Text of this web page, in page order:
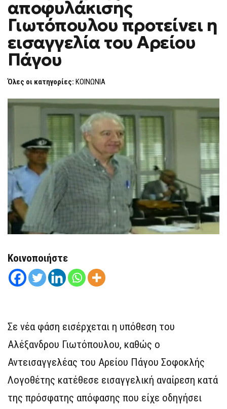
ΓΙΩΤΌΠΟΥΛΟΥ
ΠΡΟΤΕΊΝΕΙ
Η
ΕΙΣΑΓΓΕΛΊΑ
ΤΟΥ
ΑΡΕΊΟΥ
αποφυλάκισης
Γιωτόπουλου προτείνει η
εισαγγελία του Αρείου
Πάγου
Όλες οι κατηγορίες: ΚΟΙΝΩΝΙΑ
Κοινοποιήστε
Σε νέα φάση εισέρχεται η υπόθεση του
Αλέξανδρου Γιωτόπουλου, καθώς ο
Αντεισαγγελέας του Αρείου Πάγου Σοφοκλής
Λογοθέτης κατέθεσε εισαγγελική αναίρεση κατά
της πρόσφατης απόφασης που είχε οδηγήσει